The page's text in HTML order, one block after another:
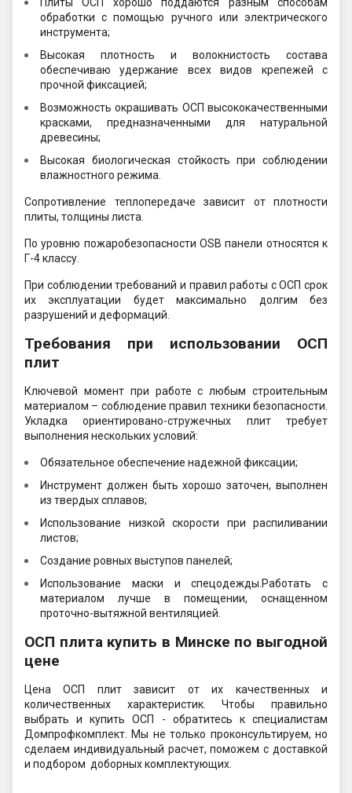
Плиты ОСП хорошо поддаются разным способам
обработки с помощью ручного или электрического
инструмента;
Высокая плотность и волокнистость состава
обеспечиваю удержание всех видов крепежей с
прочной фиксацией;
Возможность окрашивать ОСП высококачественными
красками, предназначенными для натуральной
древесины;
Высокая биологическая стойкость при соблюдении
влажностного режима.
Сопротивление теплопередаче зависит от плотности
плиты, толщины листа.
По уровню пожаробезопасности OSB панели относятся к
Г-4 классу.
При соблюдении требований и правил работы с ОСП срок
их эксплуатации будет максимально долгим без
разрушений и деформаций.
Требования при использовании ОСП
плит
Ключевой момент при работе с любым строительным
материалом – соблюдение правил техники безопасности.
Укладка ориентировано-стружечных плит требует
выполнения нескольких условий:
Обязательное обеспечение надежной фиксации;
Инструмент должен быть хорошо заточен, выполнен
из твердых сплавов;
Использование низкой скорости при распиливании
листов;
Создание ровных выступов панелей;
Использование маски и спецодежды.Работать с
материалом лучше в помещении, оснащенном
проточно-вытяжной вентиляцией.
ОСП плита купить в Минске по выгодной
цене
Цена ОСП плит зависит от их качественных и
количественных характеристик. Чтобы правильно
выбрать и купить ОСП - обратитесь к специалистам
Домпрофкомплект. Мы не только проконсультируем, но
сделаем индивидуальный расчет, поможем с доставкой
и подбором доборных комплектующих.